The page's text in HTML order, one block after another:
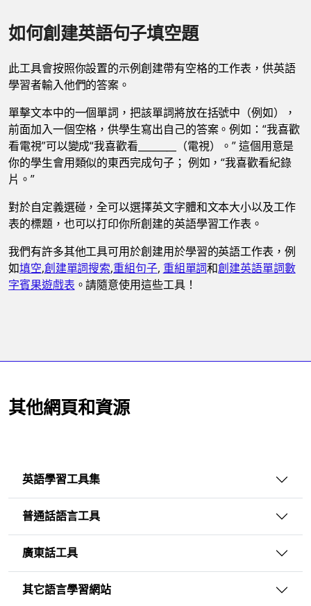
如何創建英語句子填空題
此工具會按照你設置的示例創建帶有空格的工作表，供英語
學習者輸入他們的答案。
單擊文本中的一個單詞，把該單詞將放在括號中（例如），
前面加入一個空格，供學生寫出自己的答案。例如：“我喜歡
看電視”可以變成“我喜歡看________（電視）。” 這個用意是
你的學生會用類似的東西完成句子； 例如，“我喜歡看紀錄
片。”
對於自定義選碰，全可以選擇英文字體和文本大小以及工作
表的標題，也可以打印你所創建的英語學習工作表。
我們有許多其他工具可用於創建用於學習的英語工作表，例
如填空,創建單詞搜索,重組句子, 重組單詞和創建英語單詞數
字賓果遊戲表 。請隨意使用這些工具！
其他網頁和資源
英語學習工具集
普通話語言工具
廣東話工具
其它語言學習網站